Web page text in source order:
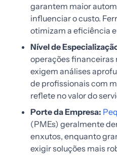
garantem maior
influenciar o custo.
otimizam a eficiência
Nível de
operações financeiras
exigem análises
de profissionais com
reflete no valor do
Porte da Empresa:
(PMEs) geralmente
enxutos, enquanto
exigir soluções mais